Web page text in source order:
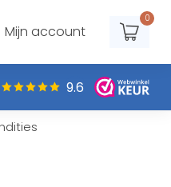
Mijn account
0
9.6